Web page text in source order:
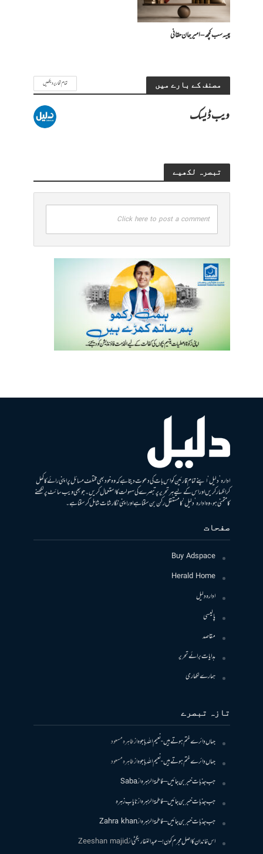
پیسہ سب کچھ – امیرجان حقانی
مصنف کے بارے میں تمام تحاریر دیکھیں
ویب ڈیسک
تبصرہ لکھیے
Click here to post a comment
ادارہ ’دلیل‘ اپنے تمام قارئین کو اس بات کی دعوت دیتا ہے کہ وہ خود بھی مختلف مسائل پر اپنی رائے کا کھل
کر اظہار کریں اور اس کے لیے ہر تحریر پر تبصرے کی سہولت کا استعمال کریں۔ جو بھی ویب سائٹ پر لکھنے
کا متمنی ہو، وہ ادارہ ’دلیل‘ کا مستقل رکن بن سکتا ہے اور اپنی نگارشات شامل کرسکتا ہے۔
صفحات
Buy Adspace
Herald Home
ادارہ دلیل
پالیسی
مقاصد
ہدایات برائے تحریر
ہمارے لکھاری
تازہ تبصرے
جہاں دائرے ختم ہوتے ہیں- نعیم اللہ باجوہازطاہرہ مسعود
جہاں دائرے ختم ہوتے ہیں- نعیم اللہ باجوہازطاہرہ مسعود
جب جذبات خبر بن جائیں – فاطمۃالزہرہازSaba
جب جذبات خبر بن جائیں – فاطمۃالزہرہازنایاب زہرہ
جب جذبات خبر بن جائیں – فاطمۃالزہرہازZahra khan
اس خاندان کا اصل مجرم کون! – عبدالغفار بگٹیازZeeshan majid